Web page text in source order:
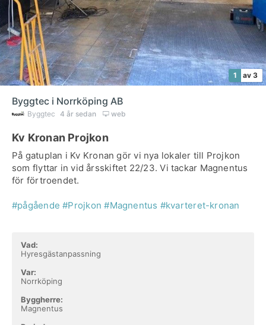
1 av 3
Byggtec i Norrköping AB
Byggtec 4 år sedan web
Kv Kronan Projkon
På gatuplan i Kv Kronan gör vi nya lokaler till Projkon
som flyttar in vid årsskiftet 22/23. Vi tackar Magnentus
för förtroendet.
#pågående #Projkon #Magnentus #kvarteret-kronan
Vad:
Hyresgästanpassning
Var:
Norrköping
Byggherre:
Magnentus